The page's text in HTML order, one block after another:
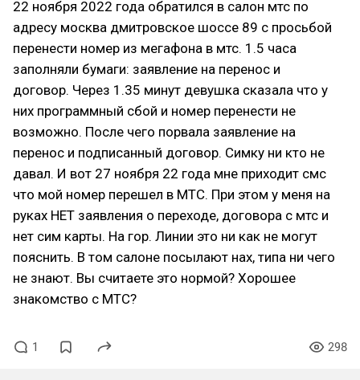
22 ноября 2022 года обратился в салон мтс по
адресу москва дмитровское шоссе 89 с просьбой
перенести номер из мегафона в мтс. 1.5 часа
заполняли бумаги: заявление на перенос и
договор. Через 1.35 минут девушка сказала что у
них программный сбой и номер перенести не
возможно. После чего порвала заявление на
перенос и подписанный договор. Симку ни кто не
давал. И вот 27 ноября 22 года мне приходит смс
что мой номер перешел в МТС. При этом у меня на
руках НЕТ заявления о переходе, договора с мтс и
нет сим карты. На гор. Линии это ни как не могут
пояснить. В том салоне посылают нах, типа ни чего
не знают. Вы считаете это нормой? Хорошее
знакомство с МТС?
1 298